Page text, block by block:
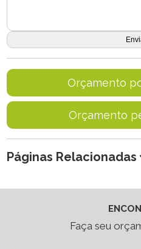
Orçamento
Orçamento
Páginas Relacionadas
Faça seu